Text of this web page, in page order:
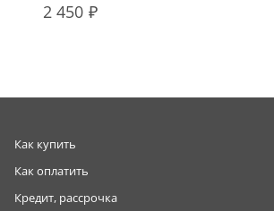
2 450
Как купить
Как оплатить
Кредит, рассрочка